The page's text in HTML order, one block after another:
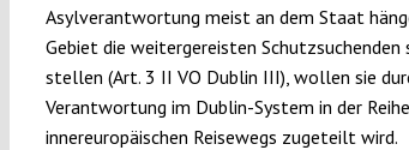
Asylverantwortung meist an dem Staat
Gebiet die weitergereisten Schutzsuchenden
stellen (Art. 3 II VO Dublin III), wollen sie
Verantwortung im Dublin-System in der
innereuropäischen Reisewegs zugeteilt wird.